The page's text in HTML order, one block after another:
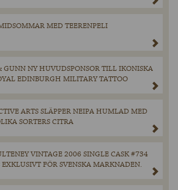
MED TEERENPELI
GUNN NY HUVUDSPONSOR TILL IKONISKA
EDINBURGH MILITARY TATTOO
ARTS SLÄPPER NEIPA HUMLAD MED
SORTERS CITRA
VINTAGE 2006 SINGLE CASK #734
EXKLUSIVT FÖR SVENSKA MARKNADEN.